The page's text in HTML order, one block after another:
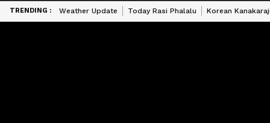
TRENDING : Weather Update Today Rasi Phalalu Korean